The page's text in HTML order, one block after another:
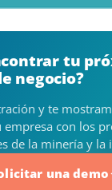
tu
negocio?
y te
con los
de la minería y la
una demo